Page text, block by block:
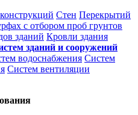
Стен Перекрытий
с отбором проб грунтов
зданий Кровли здания
зданий и сооружений
водоснабжения Систем
Систем вентиляции